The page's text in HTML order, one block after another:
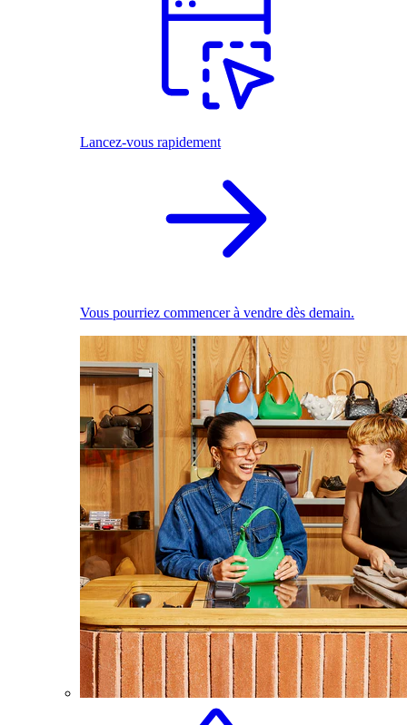
Lancez-vous rapidement
Vous pourriez commencer à vendre dès demain.